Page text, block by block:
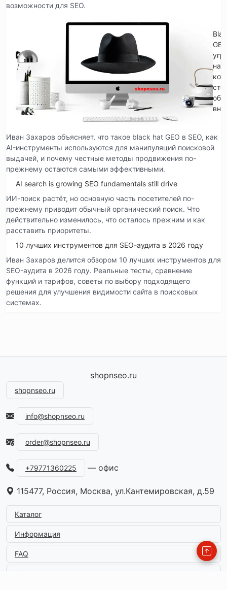
возможности для SEO.
на
Иван Захаров объясняет, что такое black hat GEO в SEO, как
AI-инструменты используются для манипуляций поисковой
выдачей, и почему честные методы продвижения по-
прежнему остаются самыми эффективными.
AI search is growing SEO fundamentals still drive
ИИ-поиск растёт, но основную часть посетителей по-
прежнему приводит обычный органический поиск. Что
действительно изменилось, что осталось прежним и как
расставить приоритеты.
10 лучших инструментов для SEO-аудита в 2026 году
Иван Захаров делится обзором 10 лучших инструментов для
SEO-аудита в 2026 году. Реальные тесты, сравнение
функций и тарифов, советы по выбору подходящего
решения для улучшения видимости сайта в поисковых
системах.
shopnseo.ru
shopnseo.ru
info@shopnseo.ru
order@shopnseo.ru
+79771360225 — офис
115477, Россия, Москва, ул.Кантемировская, д.59
Каталог
Информация
FAQ
Контакты